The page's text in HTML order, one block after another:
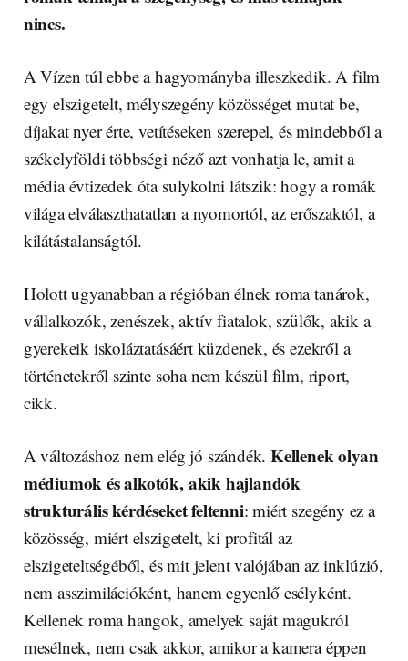
nincs.
A Vízen túl ebbe a hagyományba illeszkedik. A film
egy elszigetelt, mélyszegény közösséget mutat be,
díjakat nyer érte, vetítéseken szerepel, és mindebből a
székelyföldi többségi néző azt vonhatja le, amit a
média évtizedek óta sulykolni látszik: hogy a romák
világa elválaszthatatlan a nyomortól, az erőszaktól, a
kilátástalanságtól.
Holott ugyanabban a régióban élnek roma tanárok,
vállalkozók, zenészek, aktív fiatalok, szülők, akik a
gyerekeik iskoláztatásáért küzdenek, és ezekről a
történetekről szinte soha nem készül film, riport,
cikk.
A változáshoz nem elég jó szándék.Kellenek olyan
médiumok és alkotók, akik hajlandók
strukturális kérdéseket feltenni: miért szegény ez a
közösség, miért elszigetelt, ki profitál az
elszigeteltségéből, és mit jelent valójában az inklúzió,
nem asszimilációként, hanem egyenlő esélyként.
Kellenek roma hangok, amelyek saját magukról
mesélnek, nem csak akkor, amikor a kamera éppen